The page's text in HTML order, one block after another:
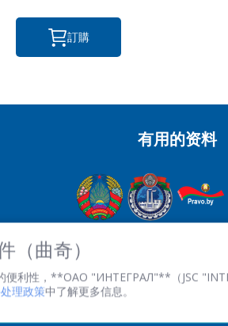
訂購
有用的资料
共和國
TRN 100386629 註冊。 數字
SEND
（曲奇）
便利性，**ОАО "ИНТЕГРАЛ"**（JSC
理政策中了解更多信息。